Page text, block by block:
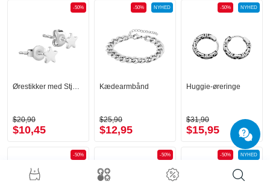
-50%
Ørestikker med Stjernemotiv
$20,90
$10,45
NYHED
-50%
Kædearmbånd
$25,90
$12,95
NYHED
-50%
Huggie-øreringe
$31,90
$15,95
-50% -50% NYHED
-50%